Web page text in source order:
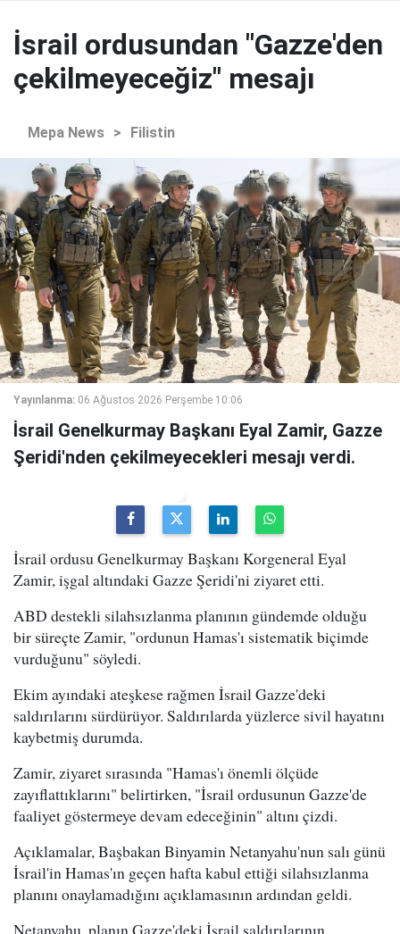
İsrail ordusundan "Gazze'den
çekilmeyeceğiz" mesajı
Mepa News > Filistin
Yayınlanma: 06 Ağustos 2026 Perşembe 10:06
İsrail Genelkurmay Başkanı Eyal Zamir, Gazze
Şeridi'nden çekilmeyecekleri mesajı verdi.
İsrail ordusu Genelkurmay Başkanı Korgeneral Eyal
Zamir, işgal altındaki Gazze Şeridi'ni ziyaret etti.
ABD destekli silahsızlanma planının gündemde olduğu
bir süreçte Zamir, "ordunun Hamas'ı sistematik biçimde
vurduğunu" söyledi.
Ekim ayındaki ateşkese rağmen İsrail Gazze'deki
saldırılarını sürdürüyor. Saldırılarda yüzlerce sivil hayatını
kaybetmiş durumda.
Zamir, ziyaret sırasında "Hamas'ı önemli ölçüde
zayıflattıklarını" belirtirken, "İsrail ordusunun Gazze'de
faaliyet göstermeye devam edeceğinin" altını çizdi.
Açıklamalar, Başbakan Binyamin Netanyahu'nun salı günü
İsrail'in Hamas'ın geçen hafta kabul ettiği silahsızlanma
planını onaylamadığını açıklamasının ardından geldi.